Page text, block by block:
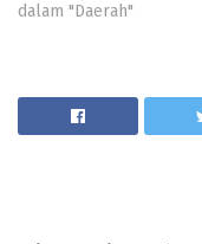
dalam "Daerah"